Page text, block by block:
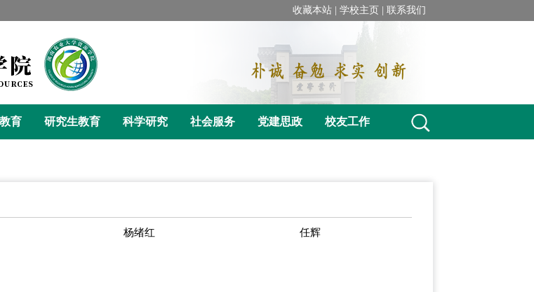
收藏本站 | 学校主页 | 联系我们
育 研究生教育 科学研究 社会服务 党建思政 校友工作
杨绪红 任辉